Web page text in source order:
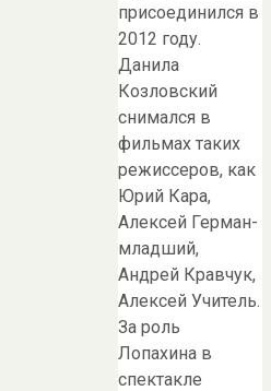
присоединился в
2012 году.
Данила
Козловский
снимался в
фильмах таких
режиссеров, как
Юрий Кара,
Алексей Герман-
младший,
Андрей Кравчук,
Алексей Учитель.
За роль
Лопахина в
спектакле